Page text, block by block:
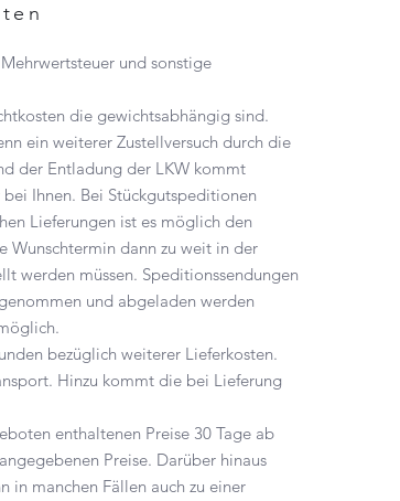
und sonstige
die gewichtsabhängig sind.
ein weiterer Zustellversuch durch die
der Entladung der LKW kommt
Ihnen. Bei Stückgutspeditionen
Lieferungen ist es möglich den
dann zu weit in der
werden müssen. Speditionssendungen
und abgeladen werden
bezüglich weiterer Lieferkosten.
Hinzu kommt die bei Lieferung
enthaltenen Preise 30 Tage ab
Preise. Darüber hinaus
in manchen Fällen auch zu einer